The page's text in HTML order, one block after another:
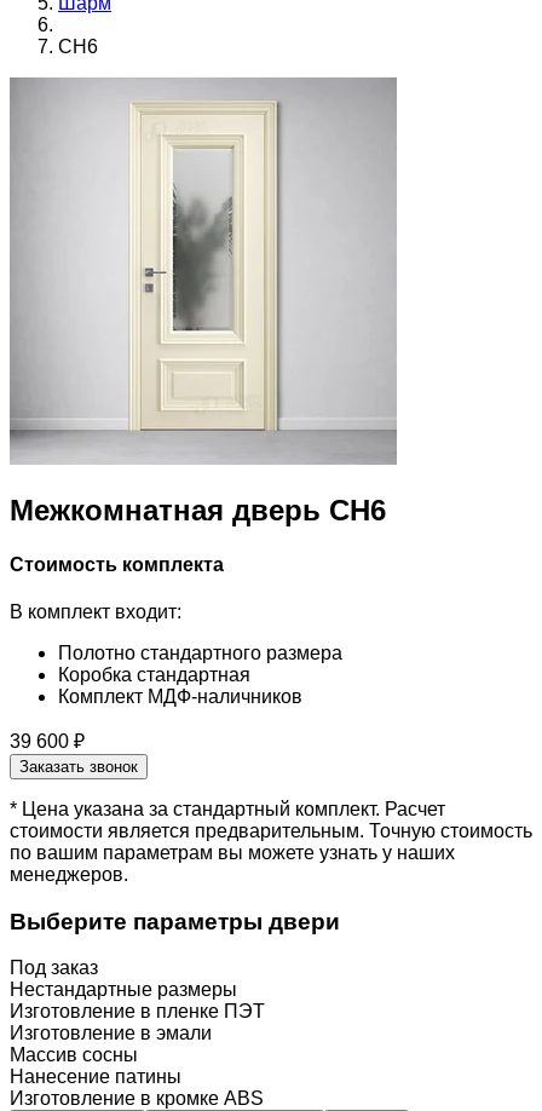
CH6
Межкомнатная дверь CH6
Стоимость комплекта
В комплект входит:
Полотно стандартного размера
Коробка стандартная
Комплект МДФ-наличников
39 600 ₽
Заказать звонок
* Цена указана за стандартный комплект. Расчет
стоимости является предварительным. Точную стоимость
по вашим параметрам вы можете узнать у наших
менеджеров.
Выберите параметры двери
Под заказ
Нестандартные размеры
Изготовление в пленке ПЭТ
Изготовление в эмали
Массив сосны
Нанесение патины
Изготовление в кромке ABS